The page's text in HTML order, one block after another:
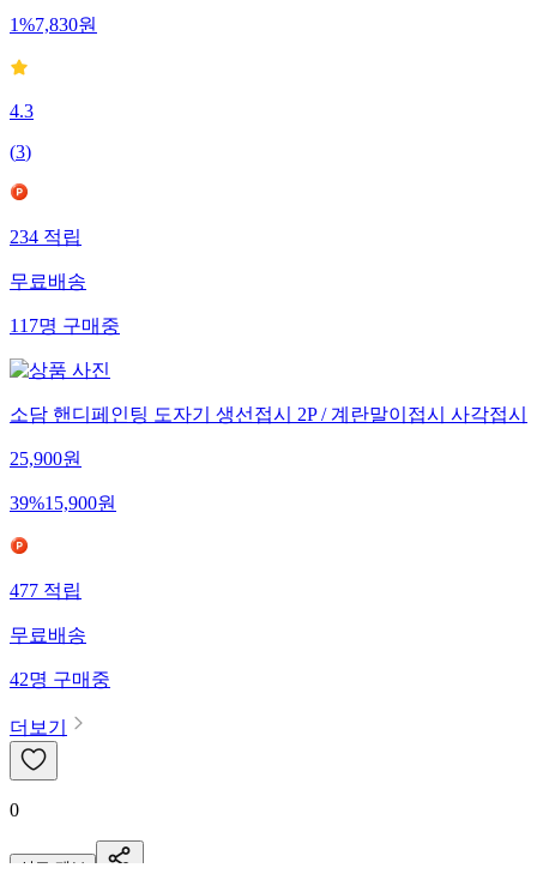
1%7,830원
4.3
(3)
234적립
무료배송
117명구매중
소담 핸디페인팅 도자기 생선접시 2P / 계란말이접시 사각접시
25,900원
39%15,900원
477적립
무료배송
42명구매중
더보기
0